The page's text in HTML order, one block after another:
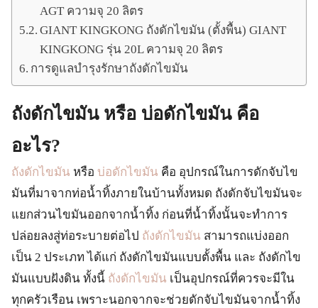
AGT ความจุ 20 ลิตร
GIANT KINGKONG ถังดักไขมัน (ตั้งพื้น) GIANT
KINGKONG รุ่น 20L ความจุ 20 ลิตร
การดูแลบำรุงรักษาถังดักไขมัน
ถังดักไขมัน หรือ บ่อดักไขมัน คือ
อะไร?
ถังดักไขมัน หรือ บ่อดักไขมัน คือ อุปกรณ์ในการดักจับไข
มันที่มาจากท่อน้ำทิ้งภายในบ้านทั้งหมด ถังดักจับไขมันจะ
แยกส่วนไขมันออกจากน้ำทิ้ง ก่อนที่น้ำทิ้งนั้นจะทำการ
ปล่อยลงสู่ท่อระบายต่อไป ถังดักไขมัน สามารถแบ่งออก
เป็น 2 ประเภท ได้แก่ ถังดักไขมันแบบตั้งพื้น และ ถังดักไข
มันแบบฝังดิน ทั้งนี้ ถังดักไขมัน เป็นอุปกรณ์ที่ควรจะมีใน
ทุกครัวเรือน เพราะนอกจากจะช่วยดักจับไขมันจากน้ำทิ้ง